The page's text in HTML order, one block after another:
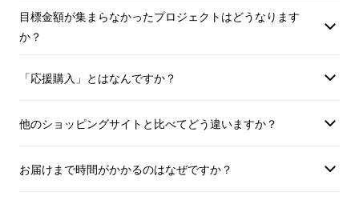
今回の「こりんどう」のデザインコンセプトは
う」です。形状的には「ＲＩＮＤＯ」の妹分に
目標金額が集まらなかったプロジェクトはどうなります
か？
「応援購入」とはなんですか？
他のショッピングサイトと比べてどう違いますか？
お届けまで時間がかかるのはなぜですか？